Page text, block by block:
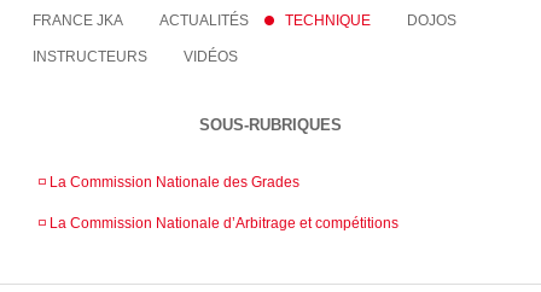
FRANCE JKA ACTUALITÉS TECHNIQUE DOJOS
INSTRUCTEURS VIDÉOS
SOUS-RUBRIQUES
◽️ La Commission Nationale des Grades
◽️ La Commission Nationale d’Arbitrage et compétitions